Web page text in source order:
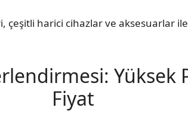
çeşitli harici cihazlar ve aksesuarlar
Yüksek
Fiyat